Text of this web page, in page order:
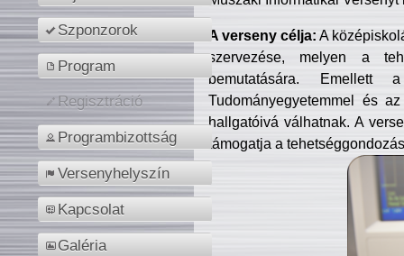
Szponzorok
Program
Regisztráció
Programbizottság
Versenyhelyszín
Kapcsolat
Galéria
A verseny célja: A
szervezése, melyen a
bemutatására. Emellett
Tudományegyetemmel és
hallgatóivá válhatnak. A
támogatja a